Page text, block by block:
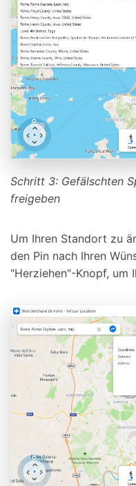
Schritt 3: Gefälschten
freigeben
Um Ihren Standort zu
den Pin nach Ihren
"Herziehen"-Knopf, um